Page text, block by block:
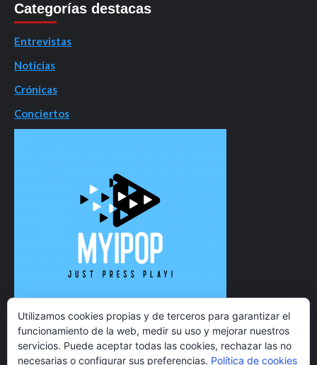
Categorías destacas
Entrevistas
Noticias
Crónicas
Conciertos
Utilizamos cookies propias y de terceros para garantizar el
funcionamiento de la web, medir su uso y mejorar nuestros
servicios. Puede aceptar todas las cookies, rechazar las no
necesarias o configurar sus preferencias. Política de cookies